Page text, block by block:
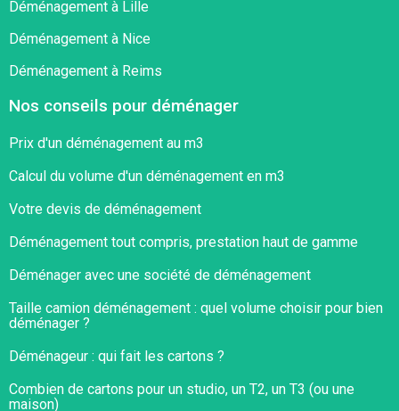
Déménagement à Lille
Déménagement à Nice
Déménagement à Reims
Nos conseils pour déménager
Prix d'un déménagement au m3
Calcul du volume d'un déménagement en m3
Votre devis de déménagement
Déménagement tout compris, prestation haut de gamme
Déménager avec une société de déménagement
Taille camion déménagement : quel volume choisir pour bien
déménager ?​
Déménageur : qui fait les cartons ?​
Combien de cartons pour un studio, un T2, un T3 (ou une
maison)​